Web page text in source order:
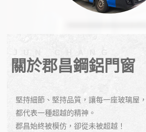
關於郡昌鋼鋁門窗
堅持細節、堅持品質，讓每一座玻璃屋，
都代表一種超越的精神。
郡昌始終被模仿，卻從未被超越！